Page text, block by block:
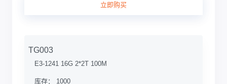
立即购买
TG003
E3-1241 16G 2*2T 100M
库存： 1000